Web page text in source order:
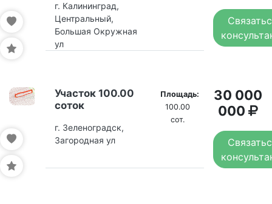
г. Калининград,
Центральный,
Большая Окружная
ул
Участок 100.00
соток
г. Зеленоградск,
Загородная ул
Площадь:
100.00
сот.
30 000
000